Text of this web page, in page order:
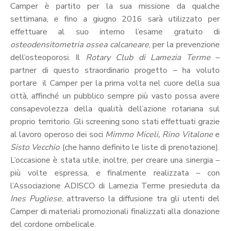
Camper è partito per la sua missione da qualche
settimana, e fino a giugno 2016 sarà utilizzato per
effettuare al suo interno l’esame gratuito di
osteodensitometria ossea calcaneare, per la prevenzione
dell’osteoporosi. Il Rotary Club di Lamezia Terme–
partner di questo straordinario progetto – ha voluto
portare il Camper per la prima volta nel cuore della sua
città, affinché un pubblico sempre più vasto possa avere
consapevolezza della qualità dell’azione rotariana sul
proprio territorio. Gli screening sono stati effettuati grazie
al lavoro operoso dei soci Mimmo Miceli, Rino Vitalonee
Sisto Vecchio(che hanno definito le liste di prenotazione).
L’occasione è stata utile, inoltre, per creare una sinergia –
più volte espressa, e finalmente realizzata – con
l’Associazione ADISCO di Lamezia Terme presieduta da
Ines Pugliese, attraverso la diffusione tra gli utenti del
Camper di materiali promozionali finalizzati alla donazione
del cordone ombelicale.